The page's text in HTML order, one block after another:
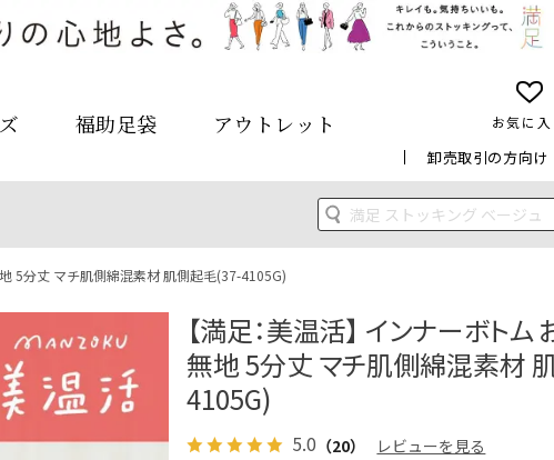
福助足袋 アウトレット お気に入
卸売取引の方向け
5分丈 マチ肌側綿混素材 肌側起毛(37-4105G)
【満足：美温活】 インナーボト
無地 5分丈 マチ肌側綿混素材
4105G)
5.0 （20） レビューを見る